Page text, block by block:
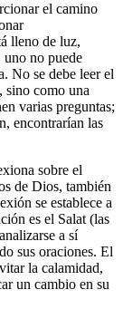
el camino
lleno de luz,
no puede
No se debe leer el
sino como una
varias preguntas;
encontrarían las
sobre el
de Dios, también
se establece a
es el Salat (las
a sí
sus oraciones. El
la calamidad,
un cambio en su